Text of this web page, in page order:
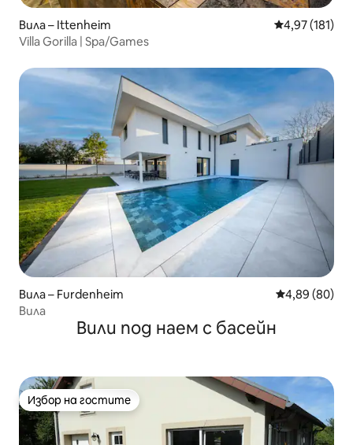
Вила – Ittenheim Средна
4,97 (181)
Villa Gorilla | Spa/Games
Вила – Furdenheim Средна
4,89 (80)
Вила
Вили под наем с басейн
Избор на гостите
Избор на гостите